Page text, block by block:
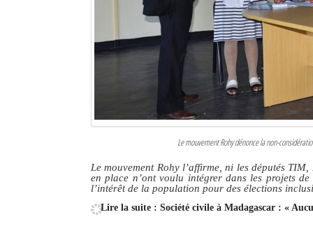
Le mouvement Rohy dénonce la non-
Le mouvement Rohy l’affirme, ni les députés
en place n’ont voulu intégrer dans les projets
l’intérêt de la population pour des élections
Lire la suite : Société civile à Madagascar : «